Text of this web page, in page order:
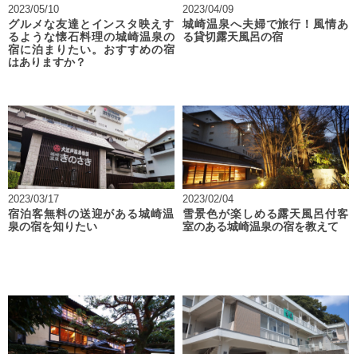
2023/05/10
グルメな友達とインスタ映えす
るような懐石料理の城崎温泉の
宿に泊まりたい。おすすめの宿
はありますか？
2023/04/09
城崎温泉へ夫婦で旅行！風情あ
る貸切露天風呂の宿
2023/03/17
宿泊客無料の送迎がある城崎温
泉の宿を知りたい
2023/02/04
雪景色が楽しめる露天風呂付客
室のある城崎温泉の宿を教えて